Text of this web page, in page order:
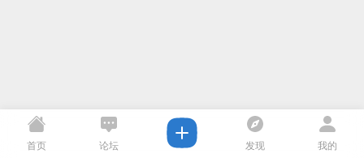
首页 论坛 发现 我的